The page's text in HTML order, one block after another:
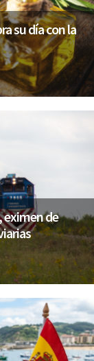
su día con la
eximen de